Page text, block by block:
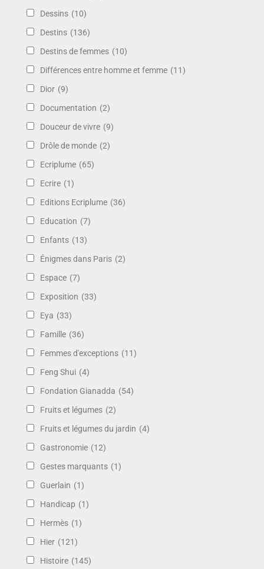
Dessins (10)
Destins (136)
Destins de femmes (10)
Différences entre homme et femme (11)
Dior (9)
Documentation (2)
Douceur de vivre (9)
Drôle de monde (2)
Ecriplume (65)
Ecrire (1)
Editions Ecriplume (36)
Education (7)
Enfants (13)
Énigmes dans Paris (2)
Espace (7)
Exposition (33)
Eya (33)
Famille (36)
Femmes d'exceptions (11)
Feng Shui (4)
Fondation Gianadda (54)
Fruits et légumes (2)
Fruits et légumes du jardin (4)
Gastronomie (12)
Gestes marquants (1)
Guerlain (1)
Handicap (1)
Hermès (1)
Hier (121)
Histoire (145)